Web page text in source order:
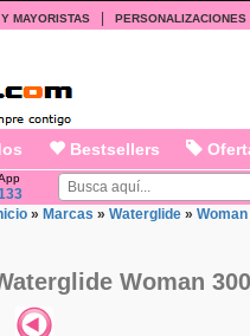
MAYORISTAS PERSONALIZACIONES
Bestsellers
» Marcas » Waterglide » Woman
Woman